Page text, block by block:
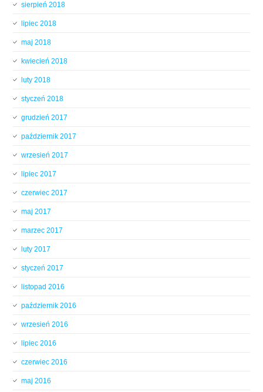
sierpień 2018
lipiec 2018
maj 2018
kwiecień 2018
luty 2018
styczeń 2018
grudzień 2017
październik 2017
wrzesień 2017
lipiec 2017
czerwiec 2017
maj 2017
marzec 2017
luty 2017
styczeń 2017
listopad 2016
październik 2016
wrzesień 2016
lipiec 2016
czerwiec 2016
maj 2016